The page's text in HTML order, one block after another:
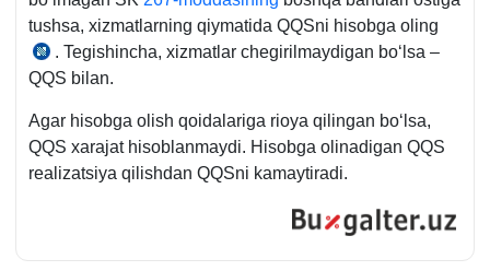
tushsa, хizmatlarning qiymatida QQSni hisobga oling
SK 314-
m.
q.
. Tegishincha, хizmatlar chegirilmaydigan boʻlsa –
QQS bilan.
Agar hisobga olish qoidalariga rioya qilingan boʻlsa,
QQS хarajat hisoblanmaydi. Hisobga olinadigan QQS
realizatsiya qilishdan QQSni kamaytiradi.